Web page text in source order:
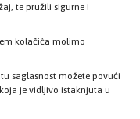
te pružili sigurne I
kolačića molimo
saglasnost možete povući
je vidljivo istaknjuta u
dobiti hitnu